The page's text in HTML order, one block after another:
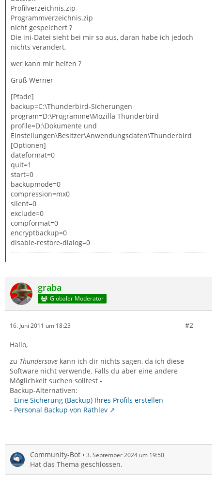
Profilverzeichnis.zip
Programmverzeichnis.zip
nicht gespeichert ?
Die ini-Datei sieht bei mir so aus, daran habe ich jedoch
nichts verändert,
wer kann mir helfen ?
Gruß Werner
[Pfade]
backup=C:\Thunderbird-Sicherungen
program=D:\Programme\Mozilla Thunderbird
profile=D:\Dokumente und
Einstellungen\Besitzer\Anwendungsdaten\Thunderbird
[Optionen]
dateformat=0
quit=1
start=0
backupmode=0
compression=mx0
silent=0
exclude=0
compformat=0
encryptbackup=0
disable-restore-dialog=0
graba
Globaler Moderator
16. Juni 2011 um 18:23 #2
Hallo,
zu Thundersave kann ich dir nichts sagen, da ich diese
Software nicht verwende. Falls du aber eine andere
Möglichkeit suchen solltest -
Backup-Alternativen:
- Eine Sicherung (Backup) Ihres Profils erstellen
- Personal Backup von Rathlev
Community-Bot 3. September 2024 um 19:50
Hat das Thema geschlossen.